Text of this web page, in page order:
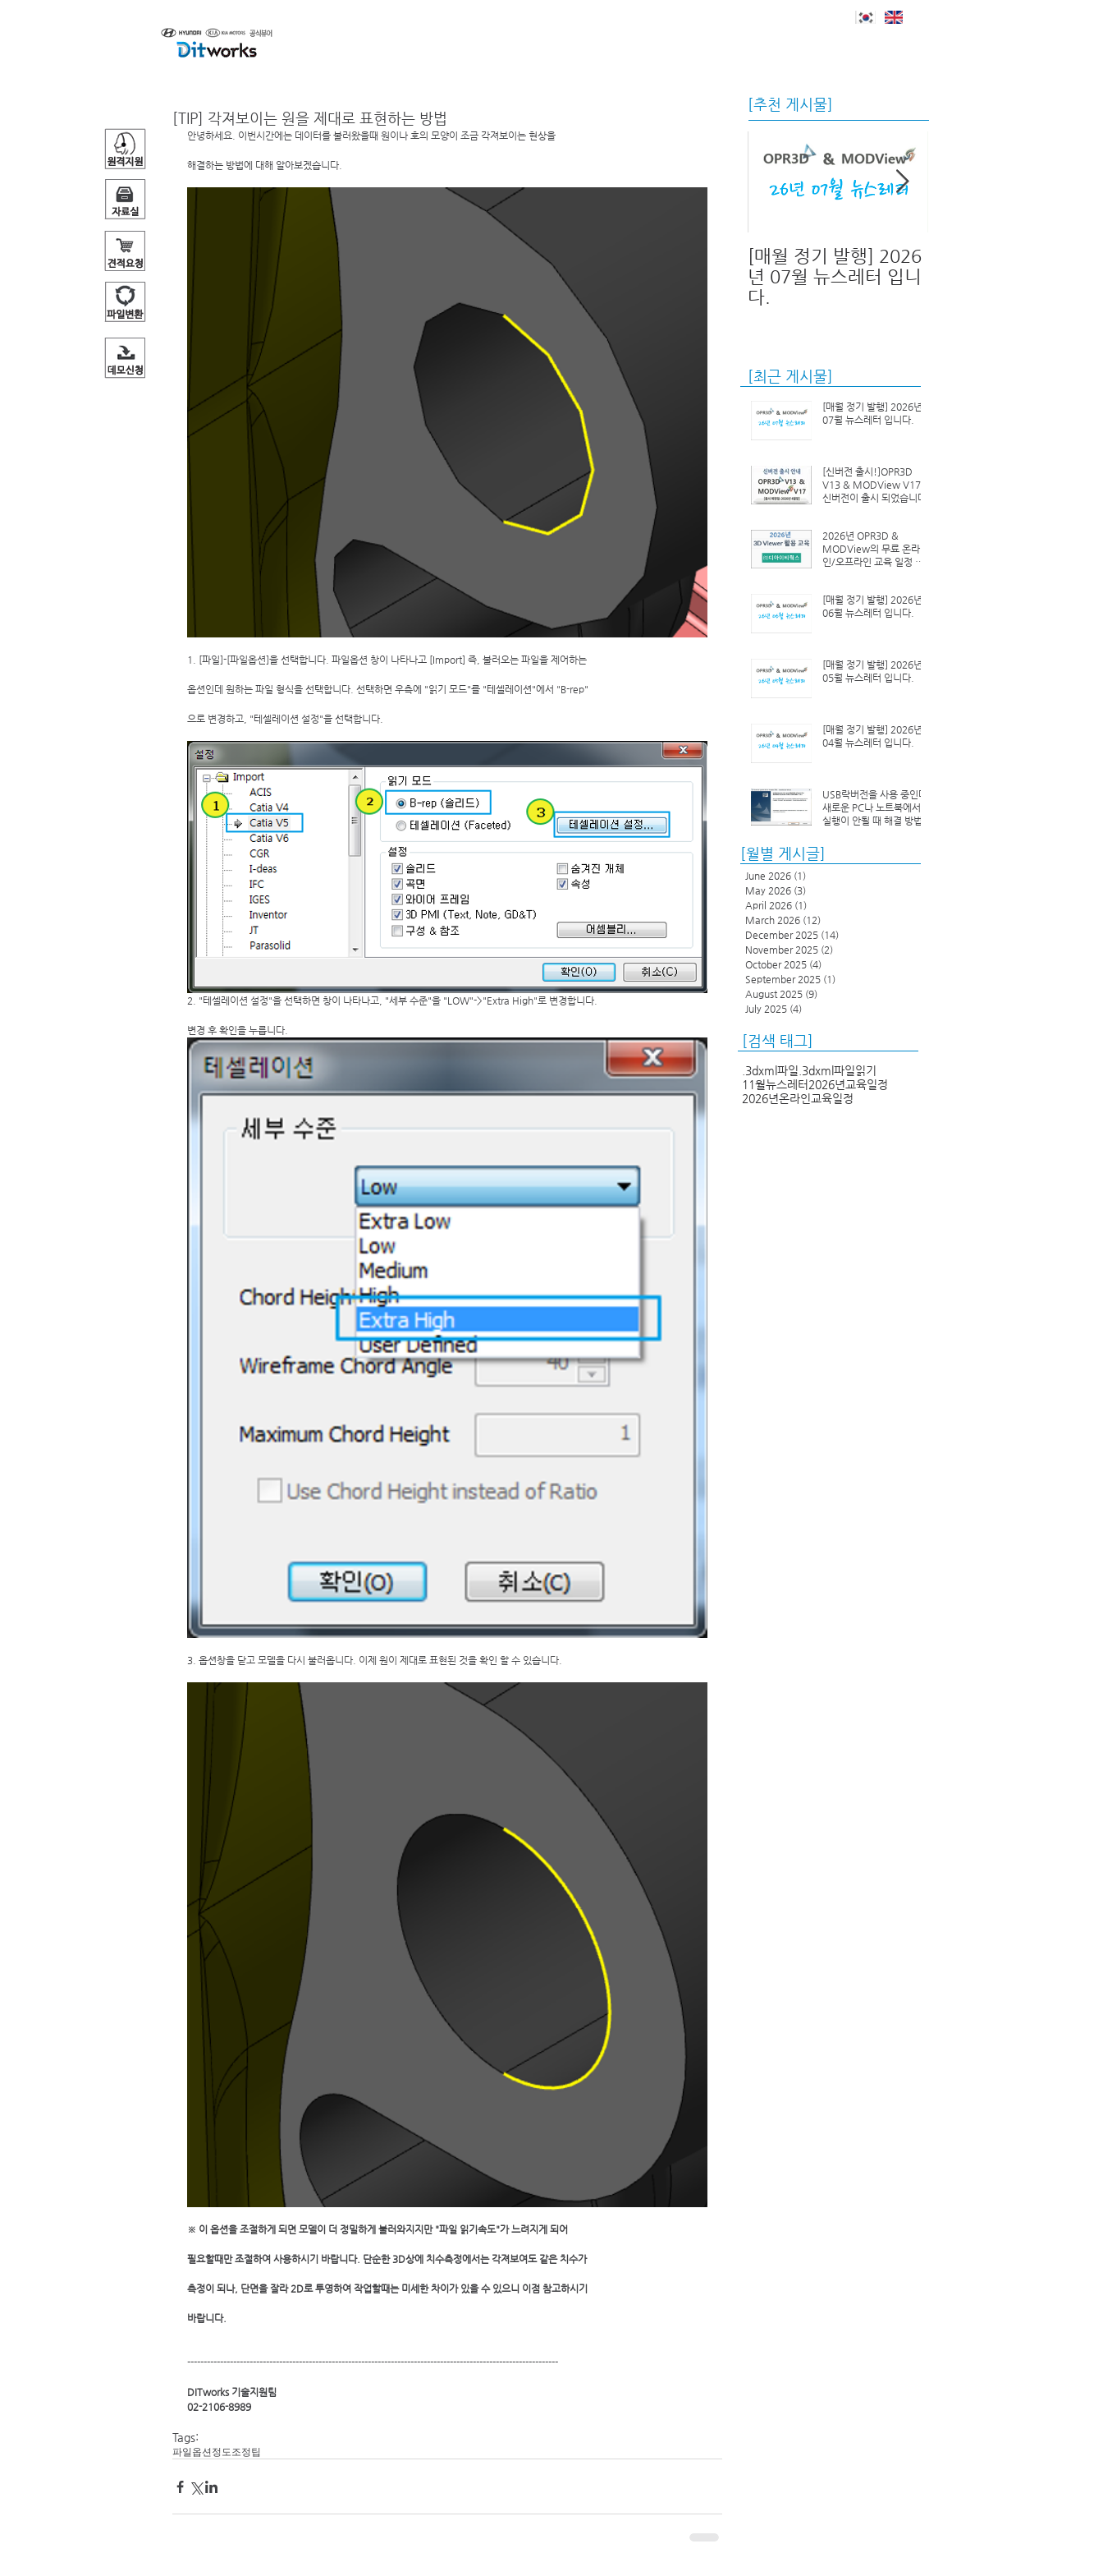
[TIP] 각져보이는 원을 제대로 표현하는 방법
안녕하세요. 이번시간에는 데이터를 불러왔을때 원이나 호의 모양이 조금 각져보이는 현상을
해결하는 방법에 대해 알아보겠습니다.
1. [파일]-[파일옵션]을 선택합니다. 파일옵션 창이 나타나고 [Import] 즉, 불러오는 파일을 제어하는
옵션인데 원하는 파일 형식을 선택합니다. 선택하면 우측에 "읽기 모드"를 "테셀레이션"에서 "B-rep"
으로 변경하고, "테셀레이션 설정"을 선택합니다.
2. "테셀레이션 설정"을 선택하면 창이 나타나고, "세부 수준"을 "LOW"->"Extra High"로 변경합니다.
변경 후 확인을 누릅니다.
3. 옵션창을 닫고 모델을 다시 불러옵니다. 이제 원이 제대로 표현된 것을 확인 할 수 있습니다.
※ 이 옵션을 조절하게 되면 모델이 더 정밀하게 불러와지지만 "파일 읽기속도"가 느려지게 되어
필요할때만 조절하여 사용하시기 바랍니다. 단순한 3D상에 치수측정에서는 각져보여도 같은 치수가
측정이 되나, 단면을 잘라 2D로 투영하여 작업할때는 미세한 차이가 있을 수 있으니 이점 참고하시기
바랍니다.
-----------------------------------------------------------------------------------------------------------------
DITworks 기술지원팀
02-2106-8989
Tags:
파일옵션 정도조정팁
[추천 게시물]
[매월 정기 발행] 2026
년 07월 뉴스레터 입니
다.
[최근 게시물]
[매월 정기 발행] 2026년
07월 뉴스레터 입니다.
[신버전 출시!]OPR3D
V13 & MODView V17
신버전이 출시 되었습니다.
2026년 OPR3D &
MODView의 무료 온라
인/오프라인 교육 일정 안
[매월 정기 발행] 2026년
06월 뉴스레터 입니다.
[매월 정기 발행] 2026년
05월 뉴스레터 입니다.
[매월 정기 발행] 2026년
04월 뉴스레터 입니다.
USB락버전을 사용 중인데
새로운 PC나 노트북에서
실행이 안될 때 해결 방법
[월별 게시글]
June 2026 (1)
May 2026 (3)
April 2026 (1)
March 2026 (12)
December 2025 (14)
November 2025 (2)
October 2025 (4)
September 2025 (1)
August 2025 (9)
July 2025 (4)
[검색 태그]
.3dxml파일 .3dxml파일읽기
11월뉴스레터2026년교육일정
2026년온라인교육일정